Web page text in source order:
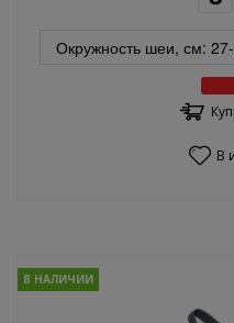
В
В НАЛИЧИИ